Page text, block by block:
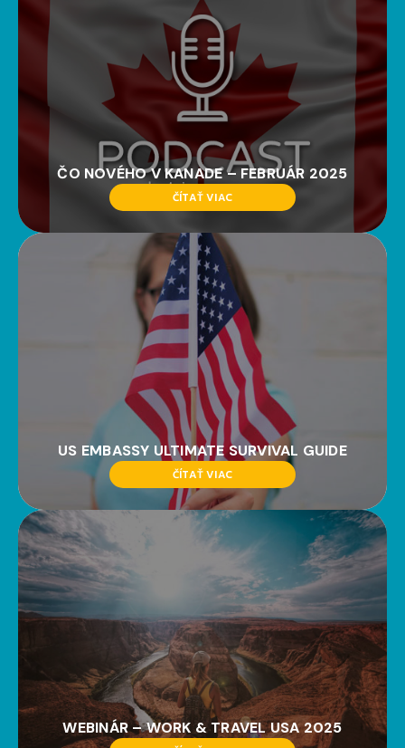
ČO NOVÉHO V KANADE – FEBRUÁR 2025
ČÍTAŤ VIAC
US EMBASSY ULTIMATE SURVIVAL GUIDE
ČÍTAŤ VIAC
WEBINÁR – WORK & TRAVEL USA 2025